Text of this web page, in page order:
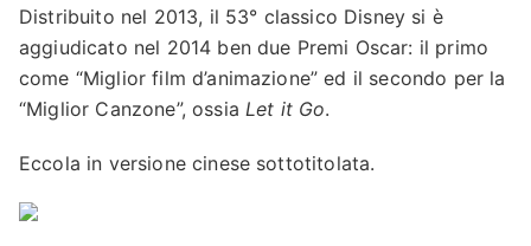
Distribuito nel 2013, il 53° classico Disney si è
aggiudicato nel 2014 ben due Premi Oscar: il primo
come “Miglior film d’animazione” ed il secondo per la
“Miglior Canzone”, ossiaLet it Go.
Eccola in versione cinese sottotitolata.